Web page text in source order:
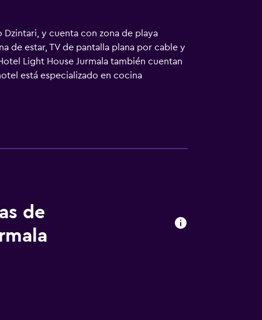
y cuenta con zona de playa
de estar, TV de pantalla plana por cable y
Light House Jurmala también cuentan
está especializado en cocina
Hotel Light House Jurmala se pueden
El Boutique Hotel Light House
de